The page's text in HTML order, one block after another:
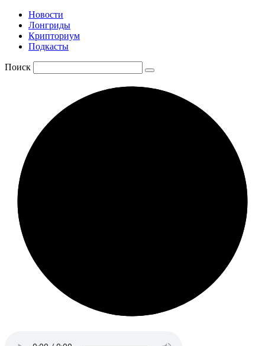
Новости
Лонгриды
Крипториум
Подкасты
Поиск